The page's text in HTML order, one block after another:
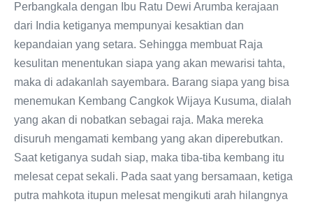
Perbangkala dengan Ibu Ratu Dewi Arumba kerajaan
dari India ketiganya mempunyai kesaktian dan
kepandaian yang setara. Sehingga membuat Raja
kesulitan menentukan siapa yang akan mewarisi tahta,
maka di adakanlah sayembara. Barang siapa yang bisa
menemukan Kembang Cangkok Wijaya Kusuma, dialah
yang akan di nobatkan sebagai raja. Maka mereka
disuruh mengamati kembang yang akan diperebutkan.
Saat ketiganya sudah siap, maka tiba-tiba kembang itu
melesat cepat sekali. Pada saat yang bersamaan, ketiga
putra mahkota itupun melesat mengikuti arah hilangnya